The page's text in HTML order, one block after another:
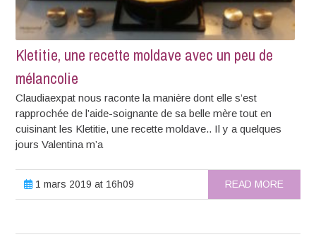
Kletitie, une recette moldave avec un peu de
mélancolie
Claudiaexpat nous raconte la manière dont elle s’est
rapprochée de l’aide-soignante de sa belle mère tout en
cuisinant les Kletitie, une recette moldave.. Il y a quelques
jours Valentina m’a
1 mars 2019 at 16h09 READ MORE